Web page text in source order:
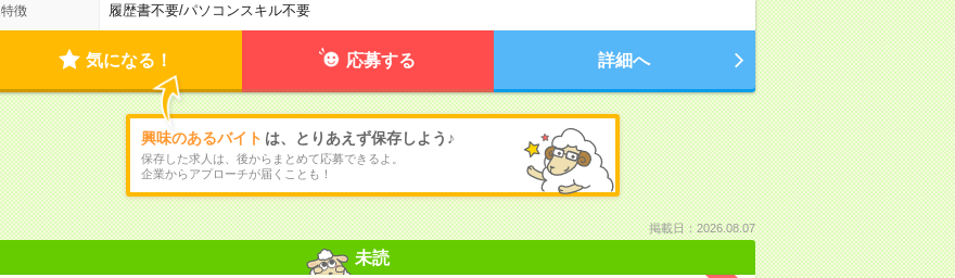
特徴 履歴書不要/パソコンスキル不要
気になる！ 応募する 詳細へ
興味のあるバイト は、とりあえず保存しよう♪
保存した求人は、後からまとめて応募できるよ。
企業からアプローチが届くことも！
掲載日：2026.08.07
未読